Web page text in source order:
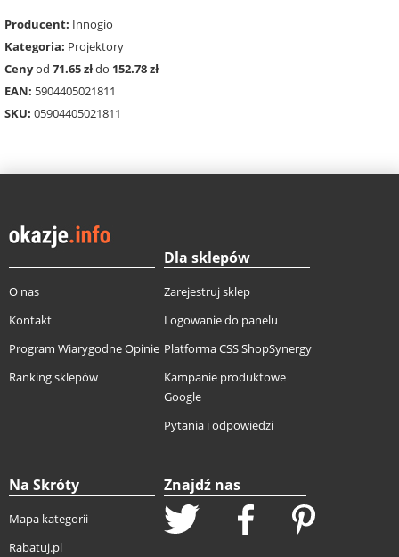
Producent: Innogio
Kategoria: Projektory
Cenyod 71.65 złdo 152.78 zł
EAN: 5904405021811
SKU: 05904405021811
O nas
Kontakt
Program Wiarygodne Opinie
Ranking sklepów
Dla sklepów
Zarejestruj sklep
Logowanie do panelu
Platforma CSS ShopSynergy
Kampanie produktowe
Google
Pytania i odpowiedzi
Na Skróty
Mapa kategorii
Rabatuj.pl
Znajdź nas